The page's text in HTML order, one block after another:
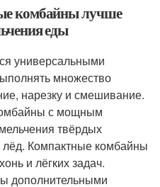
комбайны лучше
еды
универсальными
множество
нарезку и смешивание.
с мощным
твёрдых
лёд. Компактные комбайны
и лёгких задач.
дополнительными